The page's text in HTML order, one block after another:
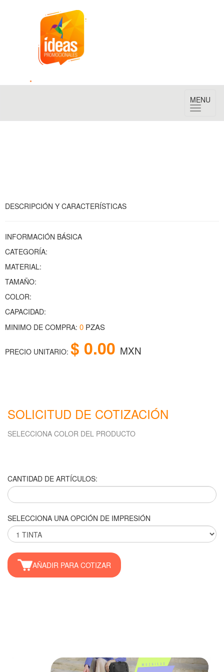
Toggle
navigation
MENU
DESCRIPCIÓN Y CARACTERÍSTICAS
INFORMACIÓN BÁSICA
CATEGORÍA:
MATERIAL:
TAMAÑO:
COLOR:
CAPACIDAD:
MINIMO DE COMPRA: 0 PZAS
PRECIO UNITARIO: $ 0.00 MXN
SOLICITUD DE COTIZACIÓN
SELECCIONA COLOR DEL PRODUCTO
CANTIDAD DE ARTÍCULOS:
SELECCIONA UNA OPCIÓN DE IMPRESIÓN
AÑADIR PARA COTIZAR